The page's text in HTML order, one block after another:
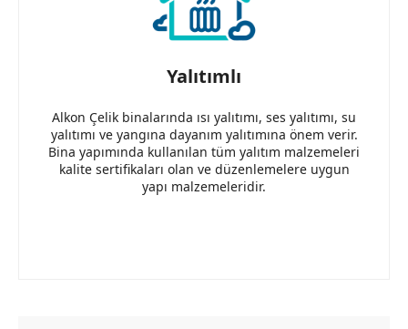
Yalıtımlı
Alkon Çelik binalarında ısı yalıtımı, ses yalıtımı, su
yalıtımı ve yangına dayanım yalıtımına önem verir.
Bina yapımında kullanılan tüm yalıtım malzemeleri
kalite sertifikaları olan ve düzenlemelere uygun
yapı malzemeleridir.